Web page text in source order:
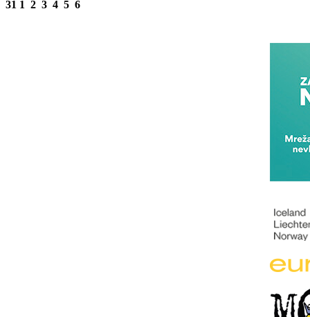
31 1 2 3 4 5 6